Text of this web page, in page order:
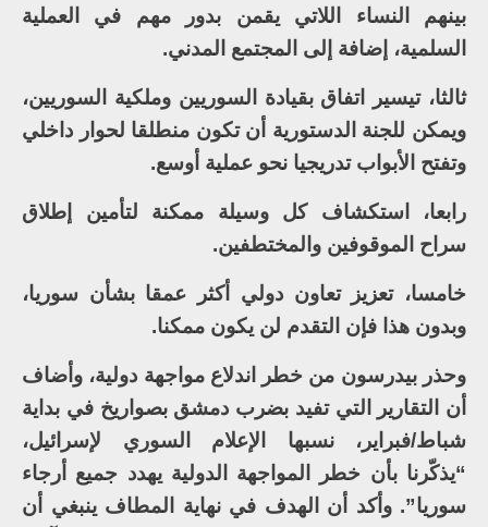
بينهم النساء اللاتي يقمن بدور مهم في العملية
السلمية، إضافة إلى المجتمع المدني.
ثالثا، تيسير اتفاق بقيادة السوريين وملكية السوريين،
ويمكن للجنة الدستورية أن تكون منطلقا لحوار داخلي
وتفتح الأبواب تدريجيا نحو عملية أوسع.
رابعا، استكشاف كل وسيلة ممكنة لتأمين إطلاق
سراح الموقوفين والمختطفين.
خامسا، تعزيز تعاون دولي أكثر عمقا بشأن سوريا،
وبدون هذا فإن التقدم لن يكون ممكنا.
وحذر بيدرسون من خطر اندلاع مواجهة دولية، وأضاف
أن التقارير التي تفيد بضرب دمشق بصواريخ في بداية
شباط/فبراير، نسبها الإعلام السوري لإسرائيل،
“يذكّرنا بأن خطر المواجهة الدولية يهدد جميع أرجاء
سوريا”. وأكد أن الهدف في نهاية المطاف ينبغي أن